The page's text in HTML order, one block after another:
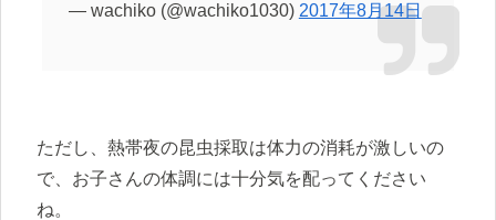
— wachiko (@wachiko1030) 2017年8月14日
ただし、熱帯夜の昆虫採取は体力の消耗が激しいの
で、お子さんの体調には十分気を配ってください
ね。